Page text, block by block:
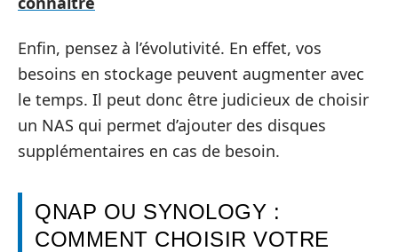
Enfin, pensez à l’évolutivité. En effet, vos
besoins en stockage peuvent augmenter avec
le temps. Il peut donc être judicieux de choisir
un NAS qui permet d’ajouter des disques
supplémentaires en cas de besoin.
QNAP OU SYNOLOGY :
COMMENT CHOISIR VOTRE